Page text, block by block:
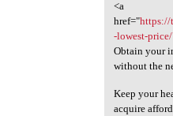
<a
href="https://
-lowest-
Obtain your
without the
Keep your
acquire